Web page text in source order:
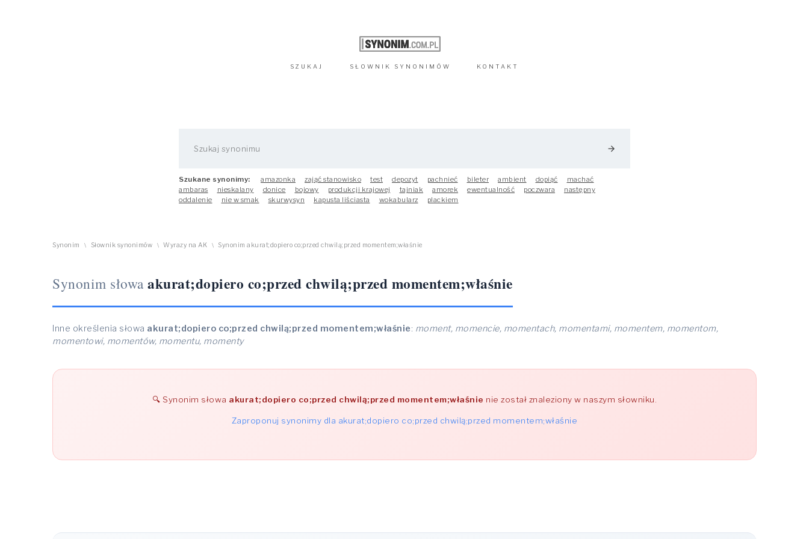
SZUKAJ SŁOWNIK SYNONIMÓW KONTAKT
arrow_forward
Szukane synonimy: amazonka zająć stanowisko test depozyt pachnieć bileter ambient dopiąć
machać
ambaras
nieskalany donice bojowy produkcji krajowej tajniak amorek ewentualność poczwara
następny
oddalenie
nie w smak skurwysyn kapusta liściasta wokabularz plackiem
Synonim \ Słownik synonimów \ Wyrazy na AK \ Synonim akurat;dopiero co;przed chwilą;przed momentem;właśnie
Synonim słowa akurat;dopiero co;przed chwilą;przed momentem;właśnie
Inne określenia słowa akurat;dopiero co;przed chwilą;przed momentem;właśnie: moment, momencie, momentach, momentami, momentem, momentom,
momentowi, momentów, momentu, momenty
Synonim słowa akurat;dopiero co;przed chwilą;przed momentem;właśnie nie został znaleziony w naszym słowniku.
Zaproponuj synonimy dla akurat;dopiero co;przed chwilą;przed momentem;właśnie